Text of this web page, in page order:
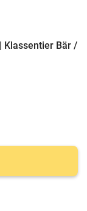
Klassentier Bär /